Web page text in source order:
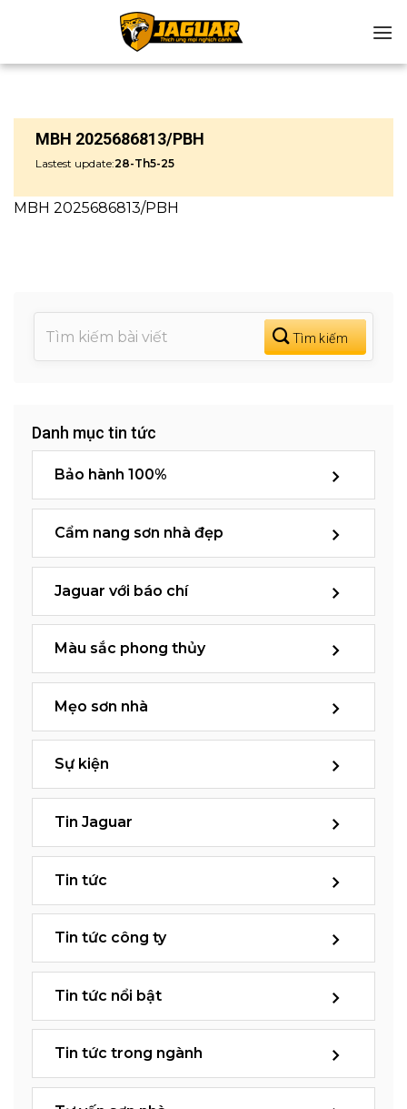
MBH 2025686813/PBH
Lastest update:28-Th5-25
MBH 2025686813/PBH
Danh mục tin tức
Bảo hành 100%
Cẩm nang sơn nhà đẹp
Jaguar với báo chí
Màu sắc phong thủy
Mẹo sơn nhà
Sự kiện
Tin Jaguar
Tin tức
Tin tức công ty
Tin tức nổi bật
Tin tức trong ngành